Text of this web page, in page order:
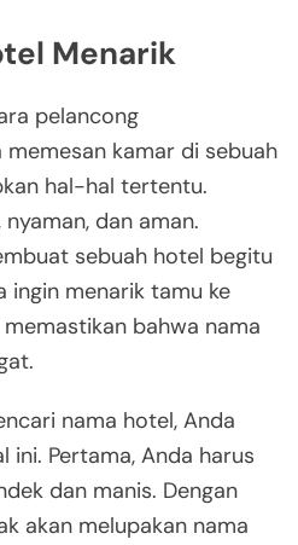
Menarik
pelancong
kamar di sebuah
hal-hal tertentu.
dan aman.
sebuah hotel begitu
ingin menarik tamu ke
bahwa nama
nama hotel, Anda
Pertama, Anda harus
dan manis. Dengan
akan melupakan nama